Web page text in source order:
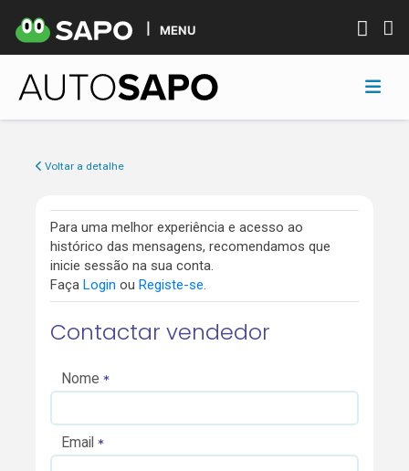
MENU
Voltar a detalhe
Para uma melhor experiência e acesso ao
histórico das mensagens, recomendamos que
inicie sessão na sua conta.
Faça Login ou Registe-se.
Contactar vendedor
Nome
Email